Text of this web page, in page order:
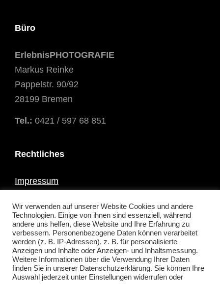
Büro
ErlebnisPHOTOGRAFIE
Markus Reinke
Pappelstr. 90/92
28199 Bremen
Tel.: 0421 / 597 68 851
Rechtliches
Impressum
AGB
Kontakt
Wir verwenden auf unserer Website Cookies und andere
Technologien. Einige von ihnen sind essenziell, während
andere uns helfen, diese Website und Ihre Erfahrung zu
verbessern. Personenbezogene Daten können verarbeitet
werden (z. B. IP-Adressen), z. B. für personalisierte
Anzeigen und Inhalte oder Anzeigen- und Inhaltsmessung.
Weitere Informationen über die Verwendung Ihrer Daten
finden Sie in unserer Datenschutzerklärung. Sie können Ihre
Auswahl jederzeit unter Einstellungen widerrufen oder